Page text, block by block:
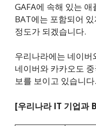
GAFA에 속해 있는
BAT에는 포함되어
정도가 되겠습니다.
우리나라에는 네이
네이버와 카카오도
보를 보이고 있습니다.
[우리나라 IT 기업과